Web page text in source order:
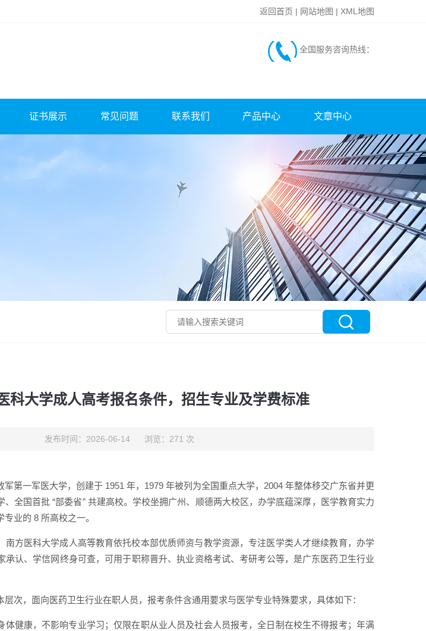
返回首页 | 网站地图 | XML地图
全国服务咨询热线：
证书展示 常见问题 联系我们 产品中心 文章中心
科大学成人高考报名条件，招生专业及学费标准
发布时间：2026-06-14 浏览：271 次
第一军医大学，创建于 1951 年，1979 年被列为全国重点大学，2004 年整体移交广东省并更
全国首批 “部委省” 共建高校。学校坐拥广州、顺德两大校区，办学底蕴深厚，医学教育实力
业的 8 所高校之一。
南方医科大学成人高等教育依托校本部优质师资与教学资源，专注医学类人才继续教育，办学
承认、学信网终身可查，可用于职称晋升、执业资格考试、考研考公等，是广东医药卫生行业
次，面向医药卫生行业在职人员，报考条件含通用要求与医学专业特殊要求，具体如下：
体健康，不影响专业学习；仅限在职从业人员及社会人员报考，全日制在校生不得报考；年满